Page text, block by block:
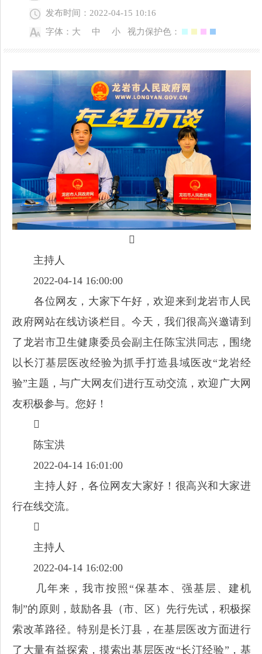
发布时间：2022-04-15 10:16
字体： 大 中 小 视力保护色：

主持人
2022-04-14 16:00:00
各位网友，大家下午好，欢迎来到龙岩市人民
政府网站在线访谈栏目。今天，我们很高兴邀请到
了龙岩市卫生健康委员会副主任陈宝洪同志，围绕
以长汀基层医改经验为抓手打造县域医改“龙岩经
验”主题，与广大网友们进行互动交流，欢迎广大网
友积极参与。您好！

陈宝洪
2022-04-14 16:01:00
主持人好，各位网友大家好！很高兴和大家进
行在线交流。

主持人
2022-04-14 16:02:00
几年来，我市按照“保基本、强基层、建机
制”的原则，鼓励各县（市、区）先行先试，积极探
索改革路径。特别是长汀县，在基层医改方面进行
了大量有益探索，摸索出基层医改“长汀经验”，基